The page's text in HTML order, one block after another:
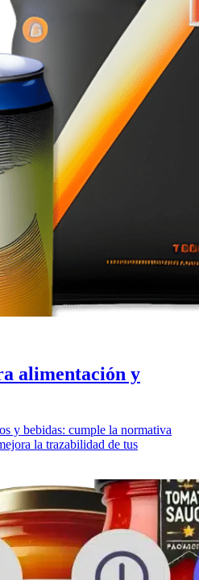
alimentación y
y bebidas: cumple la normativa
la trazabilidad de tus